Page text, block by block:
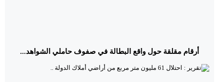
أرقام مقلقة حول واقع البطالة في صفوف حاملي الشواهد...